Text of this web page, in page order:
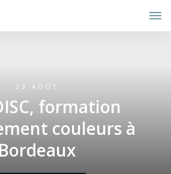
23 AOÛT
formation
couleurs à
Bordeaux